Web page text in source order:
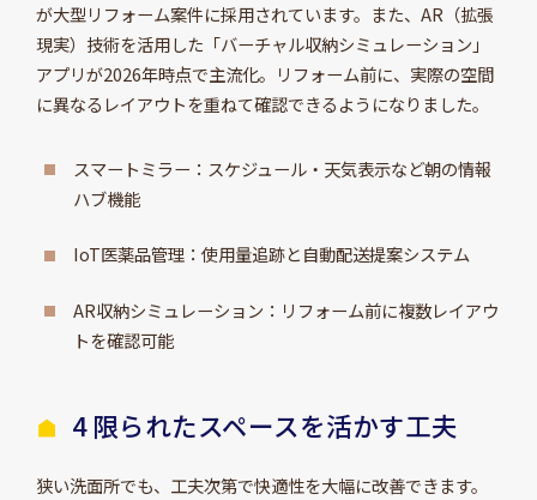
が大型リフォーム案件に採用されています。また、AR（拡張
現実）技術を活用した「バーチャル収納シミュレーション」
アプリが2026年時点で主流化。リフォーム前に、実際の空間
に異なるレイアウトを重ねて確認できるようになりました。
スマートミラー：スケジュール・天気表示など朝の情報
ハブ機能
IoT医薬品管理：使用量追跡と自動配送提案システム
AR収納シミュレーション：リフォーム前に複数レイアウ
トを確認可能
4 限られたスペースを活かす工夫
狭い洗面所でも、工夫次第で快適性を大幅に改善できます。